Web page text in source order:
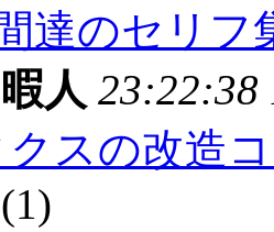
達のセリ
暇人 23:22:38
クスの改造
(1)